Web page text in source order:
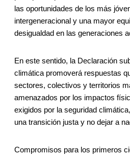
las oportunidades de los más
intergeneracional y una mayor
desigualdad en las generaciones
En este sentido, la Declaración
climática promoverá respuestas
sectores, colectivos y territorios
amenazados por los impactos
exigidos por la seguridad
una transición justa y no dejar a
Compromisos para los primeros